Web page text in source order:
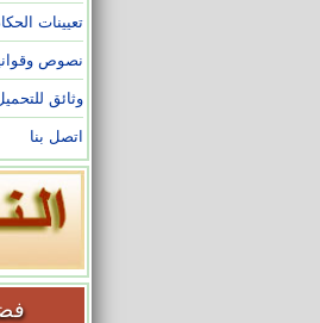
تعيينات
نصوص
وثائق
اتصل بنا